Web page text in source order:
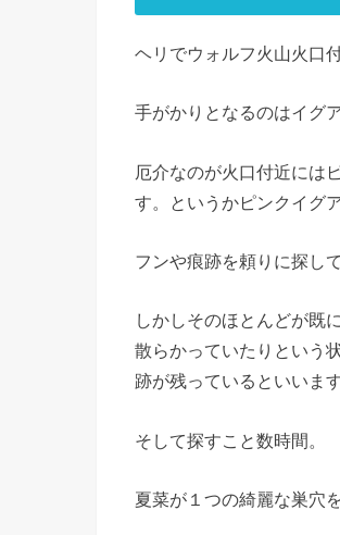
ヘリでウォルフ火山火口
手がかりとなるのはイグ
厄介なのが火口付近には
す。というかピンクイグ
フンや痕跡を頼りに探し
しかしそのほとんどが既
散らかっていたりという
跡が残っているといいます
そして探すこと数時間。
夏菜が１つの綺麗な巣穴